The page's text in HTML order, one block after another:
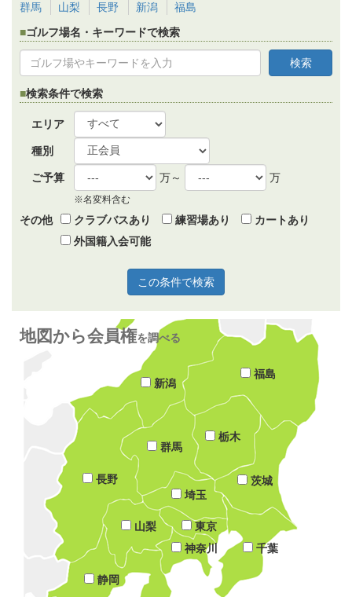
群馬
山梨 長野 新潟
福島
ゴルフ場名・キーワードで検索
検索条件で検索
エリア
種別
ご予算 万～ 万
※名変料含む
その他 クラブバスあり 練習場あり
カートあり
外国籍入会可能
地図から会員権を調べる
東京
神奈川
静岡
埼玉
千葉
茨城
栃木
群馬
山梨
長野
新潟
福島